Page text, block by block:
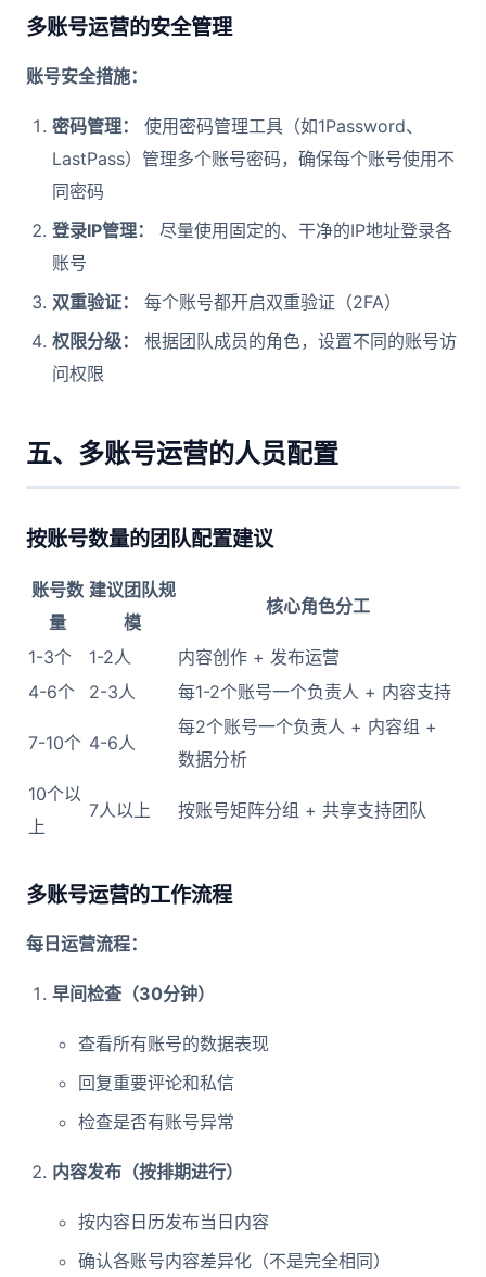
多账号运营的安全管理
账号安全措施：
密码管理：
使用密码管理工具（如1Password、
LastPass）管理多个账号密码，确保每个账号使用不
同密码
登录IP管理：
尽量使用固定的、干净的IP地址登录各
账号
双重验证：
每个账号都开启双重验证（2FA）
权限分级：
根据团队成员的角色，设置不同的账号访
问权限
五、多账号运营的人员配置
按账号数量的团队配置建议
账号数
量
建议团队规
模
核心角色分工
1-3个 1-2人
内容创作 + 发布运营
4-6个
2-3人 每1-2个账号一个负责人 + 内容支持
7-10个 4-6人
每2个账号一个负责人 + 内容组 +
数据分析
10个以
上
7人以上 按账号矩阵分组 + 共享支持团队
多账号运营的工作流程
每日运营流程：
早间检查（30分钟）
查看所有账号的数据表现
回复重要评论和私信
检查是否有账号异常
内容发布（按排期进行）
按内容日历发布当日内容
确认各账号内容差异化（不是完全相同）